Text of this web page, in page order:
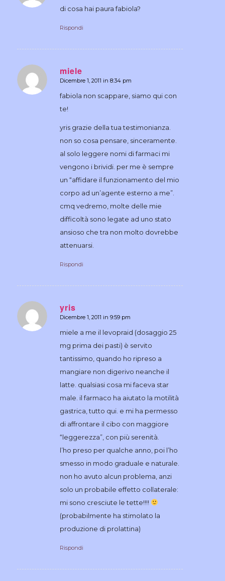
di cosa hai paura fabiola?
Rispondi
miele
dice:
Dicembre 1, 2011 in 8:34 pm
fabiola non scappare, siamo qui con
te!
yris grazie della tua testimonianza.
non so cosa pensare, sinceramente.
al solo leggere nomi di farmaci mi
vengono i brividi. per me è sempre
un “affidare il funzionamento del mio
corpo ad un’agente esterno a me”.
cmq vedremo, molte delle mie
difficoltà sono legate ad uno stato
ansioso che tra non molto dovrebbe
attenuarsi.
Rispondi
yris
dice:
Dicembre 1, 2011 in 9:59 pm
miele a me il levopraid (dosaggio 25
mg prima dei pasti) è servito
tantissimo, quando ho ripreso a
mangiare non digerivo neanche il
latte. qualsiasi cosa mi faceva star
male. il farmaco ha aiutato la motilità
gastrica, tutto qui. e mi ha permesso
di affrontare il cibo con maggiore
“leggerezza”, con più serenità.
l’ho preso per qualche anno, poi l’ho
smesso in modo graduale e naturale.
non ho avuto alcun problema, anzi
solo un probabile effetto collaterale:
mi sono cresciute le tette!!!!
(probabilmente ha stimolato la
produzione di prolattina)
Rispondi